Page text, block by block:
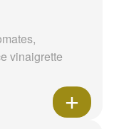
vinaigrette